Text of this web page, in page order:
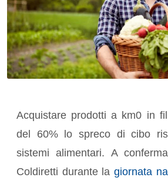
Acquistare prodotti a km0 in
del 60% lo spreco di cibo
sistemi alimentari. A
Coldiretti durante la giornata